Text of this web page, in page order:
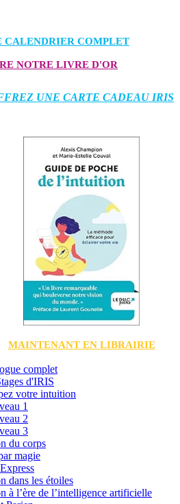
CALENDRIER COMPLET
NOTRE LIVRE D'OR
UNE CARTE CADEAU IRIS
MAINTENANT EN LIBRAIRIE
complet
d'IRIS
votre intuition
1
2
3
du corps
magie
dans les étoiles
à l’ère de l’intelligence artificielle